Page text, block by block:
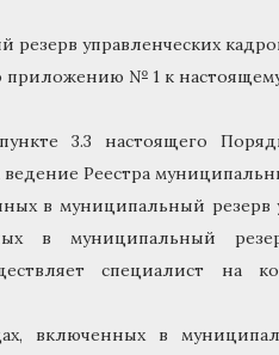
резерв управленческих
приложению № 1 к
3.3 настоящего
ведение Реестра
в муниципальный резерв
в муниципальный
специалист на
включенных в